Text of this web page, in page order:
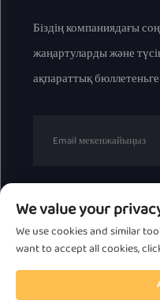
Біздің компаниядағы
жаңартуларды және
ақпараттық
© 2025 ж. Chaоzhou
барлық құқық қорғалған.
Жоғарыға жылжытыңыз
We value your
We use cookies and similar
want to accept all cookies,